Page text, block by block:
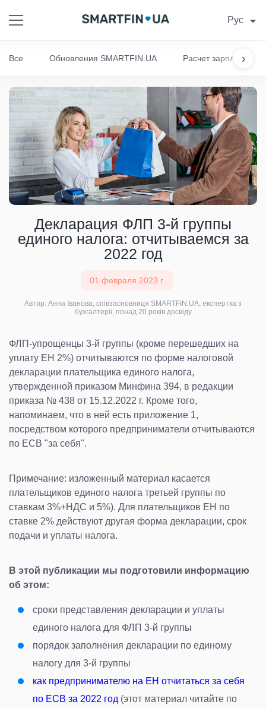
Рус
›
Все Обновления SMARTFIN.UA Расчет зарплаты
Декларация ФЛП 3-й группы
единого налога: отчитываемся за
2022 год
01 февраля 2023 г.
Автор: Анна Іванова, співзасновниця SMARTFIN.UA, експертка з
бухгалтерії, понад 20 років досвіду
ФЛП-упрощенцы 3-й группы (кроме перешедших на
уплату ЕН 2%) отчитываются по форме налоговой
декларации плательщика единого налога,
утвержденной приказом Минфина 394, в редакции
приказа № 438 от 15.12.2022 г. Кроме того,
напоминаем, что в ней есть приложение 1,
посредством которого предприниматели отчитываются
по ЕСВ "за себя".
Примечание: изложенный материал касается
плательщиков единого налога третьей группы по
ставкам 3%+НДС и 5%). Для плательщиков ЕН по
ставке 2% действуют другая форма декларации, срок
подачи и уплаты налога.
В этой публикации мы подготовили информацию
об этом:
сроки представления декларации и уплаты
единого налога для ФЛП 3-й группы
порядок заполнения декларации по единому
налогу для 3-й группы
как предпринимателю на ЕН отчитаться за себя
по ЕСВ за 2022 год (этот материал читайте по